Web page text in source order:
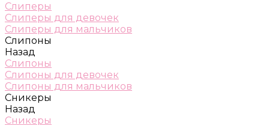
Слиперы
Слиперы для девочек
Слиперы для мальчиков
Слипоны
Назад
Слипоны
Слипоны для девочек
Слипоны для мальчиков
Сникеры
Назад
Сникеры